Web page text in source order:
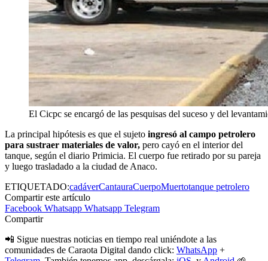
El Cicpc se encargó de las pesquisas del suceso y del
La principal hipótesis es que el sujeto ingresó al campo petrolero
para sustraer materiales de valor, pero cayó en el interior del
tanque, según el diario Primicia. El cuerpo fue retirado por su pareja
y luego trasladado a la ciudad de Anaco.
ETIQUETADO:cadáverCantauraCuerpoMuertotanque petrolero
Compartir este artículo
Facebook Whatsapp Whatsapp Telegram
Compartir
📲 Sigue nuestras noticias en tiempo real uniéndote a las
comunidades de Caraota Digital dando click: WhatsApp +